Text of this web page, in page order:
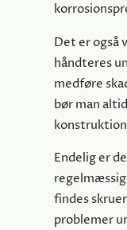
Det er også
håndteres
medføre
bør man
Endelig er
findes
problemer